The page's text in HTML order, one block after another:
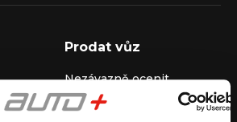
Prodat vůz
Nezávazně ocenit
Průběh výkupu vozu